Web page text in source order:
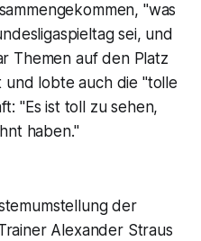
"was
sei, und
Themen auf den Platz
lobte auch die "tolle
"Es ist toll zu sehen,
haben."
der
Alexander Straus